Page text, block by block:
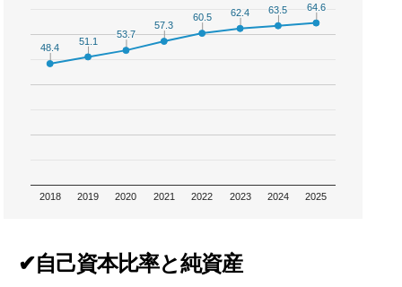
2018 2019 2020 2021 2022 2023 2024 2025
48.4
48.4
51.1
51.1
53.7
53.7
57.3
57.3
60.5
60.5 62.4
62.4 63.5
63.5 64.6
64.6
✔自己資本比率と純資産